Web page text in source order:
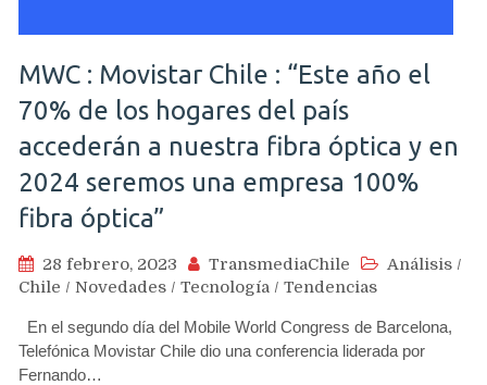
MWC : Movistar Chile : “Este año el
70% de los hogares del país
accederán a nuestra fibra óptica y en
2024 seremos una empresa 100%
fibra óptica”
28 febrero, 2023 TransmediaChile Análisis /
Chile / Novedades / Tecnología / Tendencias
En el segundo día del Mobile World Congress de Barcelona,
Telefónica Movistar Chile dio una conferencia liderada por
Fernando…